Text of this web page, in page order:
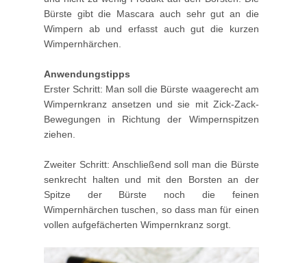
Bürste gibt die Mascara auch sehr gut an die
Wimpern ab und erfasst auch gut die kurzen
Wimpernhärchen.
Anwendungstipps
Erster Schritt: Man soll die Bürste waagerecht am
Wimpernkranz ansetzen und sie mit Zick-Zack-
Bewegungen in Richtung der Wimpernspitzen
ziehen.
Zweiter Schritt: Anschließend soll man die Bürste
senkrecht halten und mit den Borsten an der
Spitze der Bürste noch die feinen
Wimpernhärchen tuschen, so dass man für einen
vollen aufgefächerten Wimpernkranz sorgt.